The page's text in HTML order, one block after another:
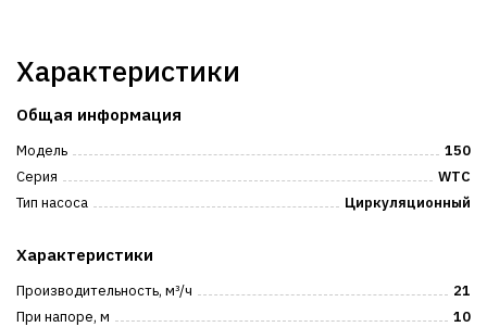
Характеристики
Общая информация
Модель
150
Серия
WTC
Тип насоса
Циркуляционный
Характеристики
Производительность, м³/ч
21
При напоре, м
10